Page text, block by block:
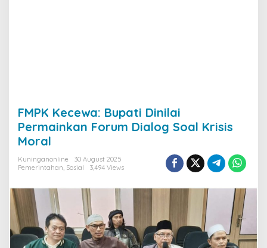
FMPK Kecewa: Bupati Dinilai
Permainkan Forum Dialog Soal Krisis
Moral
Kuninganonline
30 August 2025
Pemerintahan, Sosial 3,494 Views